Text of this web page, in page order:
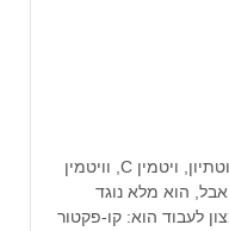
בנושא זה מפעילים נוגדי חמצון = גלוטתיון, ויטמין C, וויטמין
הוא מלא נוגד
לעבוד הוא: קו-פקטור